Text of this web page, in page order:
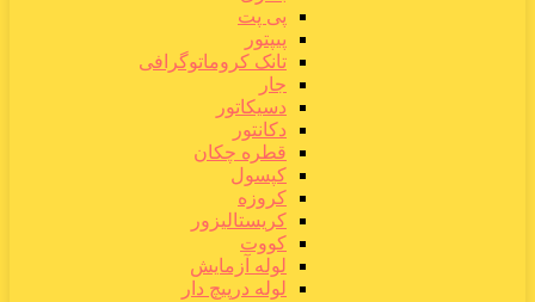
پی پت
پیپتور
تانک کروماتوگرافی
جار
دسیکاتور
دکانتور
قطره چکان
کپسول
کروزه
کریستالیزور
کووت
لوله آزمایش
لوله درپیچ دار